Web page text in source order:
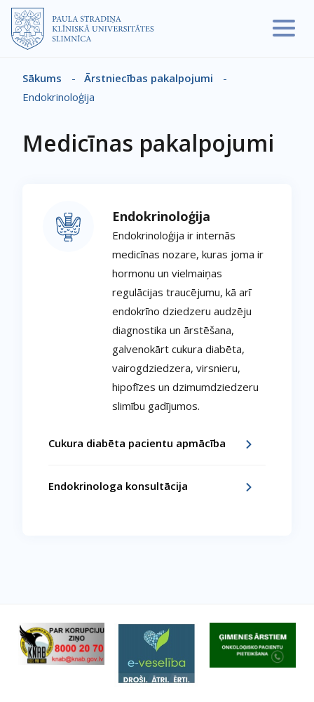
Pārlekt uz galveno saturu
Atpakaļceļš
Sākums - Ārstniecības pakalpojumi
-
Endokrinoloģija
Medicīnas pakalpojumi
Endokrinoloģija
Endokrinoloģija ir internās
medicīnas nozare, kuras joma ir
hormonu un vielmaiņas
regulācijas traucējumu, kā arī
endokrīno dziedzeru audzēju
diagnostika un ārstēšana,
galvenokārt cukura diabēta,
vairogdziedzera, virsnieru,
hipofīzes un dzimumdziedzeru
slimību gadījumos.
Cukura diabēta pacientu apmācība
Endokrinologa konsultācija